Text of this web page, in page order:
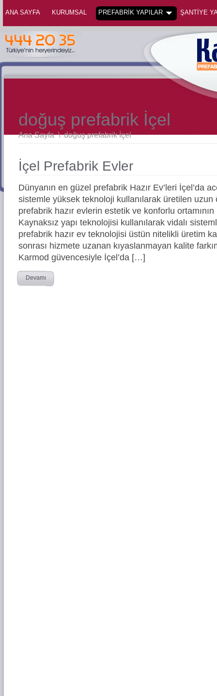
ANA SAYFA KURUMSAL PREFABRİK YAPILAR ŞANTİYE
doğuş prefabrik İçel
Ana Sayfa \doğuş prefabrik İçel
İçel Prefabrik Evler
Dünyanın en güzel prefabrik Hazır Ev’leri İçel’da
sistemle yüksek teknoloji kullanılarak üretilen
prefabrik hazır evlerin estetik ve konforlu ortamının
Kaynaksız yapı teknolojisi kullanılarak vidalı
prefabrik hazır ev teknolojisi üstün nitelikli üretim
sonrası hizmete uzanan kıyaslanmayan kalite
Karmod güvencesiyle İçel’da […]
Devamı